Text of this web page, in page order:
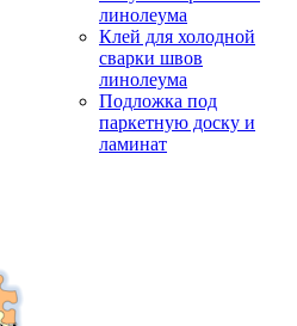
линолеума
Клей для холодной
сварки швов
линолеума
Подложка под
паркетную доску и
ламинат